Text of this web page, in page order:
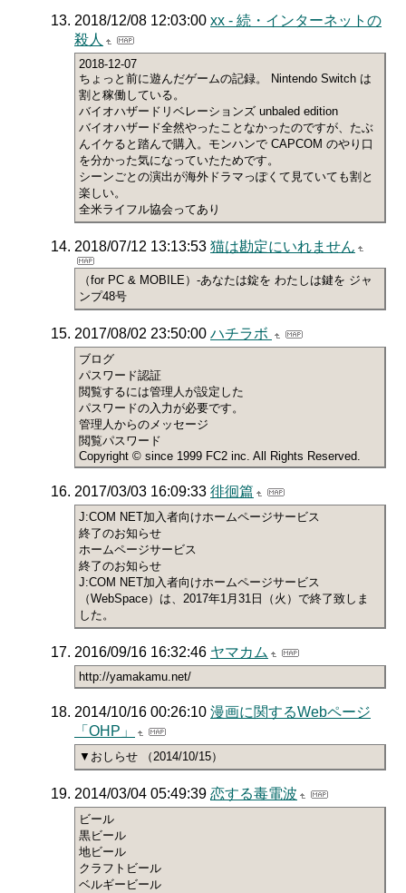
2018/12/08 12:03:00 xx - 続・インターネットの
殺人
2018-12-07
ちょっと前に遊んだゲームの記録。 Nintendo Switch は
割と稼働している。
バイオハザードリベレーションズ unbaled edition
バイオハザード全然やったことなかったのですが、たぶ
んイケると踏んで購入。モンハンで CAPCOM のやり口
を分かった気になっていたためです。
シーンごとの演出が海外ドラマっぽくて見ていても割と
楽しい。
全米ライフル協会ってあり
2018/07/12 13:13:53 猫は勘定にいれません
（for PC & MOBILE）-あなたは錠を わたしは鍵を ジャ
ンプ48号
2017/08/02 23:50:00 ハチラボ
ブログ
パスワード認証
閲覧するには管理人が設定した
パスワードの入力が必要です。
管理人からのメッセージ
閲覧パスワード
Copyright © since 1999 FC2 inc. All Rights Reserved.
2017/03/03 16:09:33 徘徊篇
J:COM NET加入者向けホームページサービス
終了のお知らせ
ホームページサービス
終了のお知らせ
J:COM NET加入者向けホームページサービス
（WebSpace）は、2017年1月31日（火）で終了致しま
した。
2016/09/16 16:32:46 ヤマカム
http://yamakamu.net/
2014/10/16 00:26:10 漫画に関するWebページ
「OHP」
▼おしらせ （2014/10/15）
2014/03/04 05:49:39 恋する毒電波
ビール
黒ビール
地ビール
クラフトビール
ベルギービール